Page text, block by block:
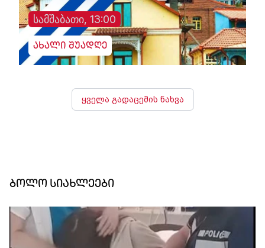
სამშაბათი, 13:00
ახალი შუადღე
ყველა გადაცემის ნახვა
ბოლო სიახლეები